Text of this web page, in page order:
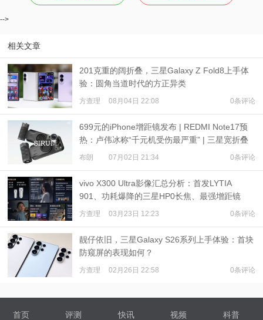
-->
相关文章
201克重的阔折叠，三星Galaxy Z Fold8上手体
验：圆角当道时代的方正异类
方查理 08月04日 22:08 0条评论
699元的iPhone增距镜发布 | REDMI Note17预
热：卢伟冰称“千元机受伤最严重” | 三星宽折叠
或7月22日发布
布朗 07月02日 21:34 0条评论
vivo X300 Ultra影像汇总分析：首发LYTIA
901、功耗爆降的三星HP0长焦、最强增距镜
方查理 03月23日 12:23 0条评论
靓仔依旧，三星Galaxy S26系列上手体验：首块
防窥屏的表现如何？
方查理 02月26日 22:58 0条评论
首页 评测 快讯 视频 科普